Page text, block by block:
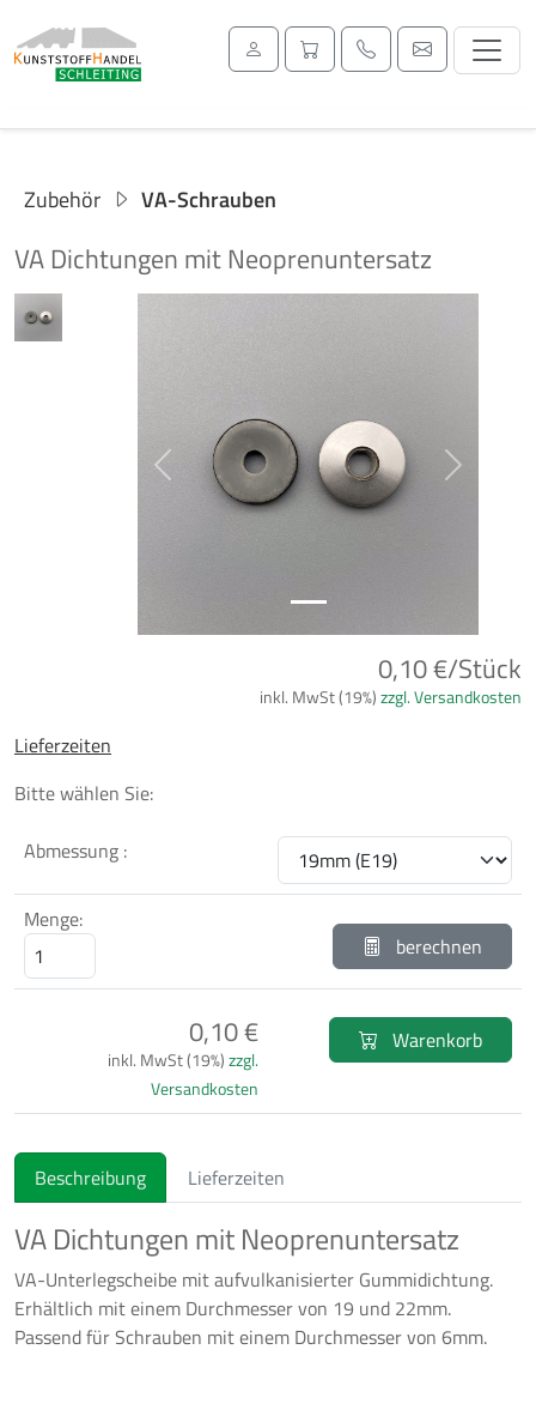
Zubehör VA-Schrauben
VA Dichtungen mit Neoprenuntersatz
Previous Next
0,10 €/Stück
inkl. MwSt (19%)zzgl. Versandkosten
Lieferzeiten
Bitte wählen Sie:
Abmessung :
Menge:
berechnen
0,10 €
inkl. MwSt (19%)zzgl.
Versandkosten
Warenkorb
Beschreibung Lieferzeiten
VA Dichtungen mit Neoprenuntersatz
VA-Unterlegscheibe mit aufvulkanisierter Gummidichtung.
Erhältlich mit einem Durchmesser von 19 und 22mm.
Passend für Schrauben mit einem Durchmesser von 6mm.